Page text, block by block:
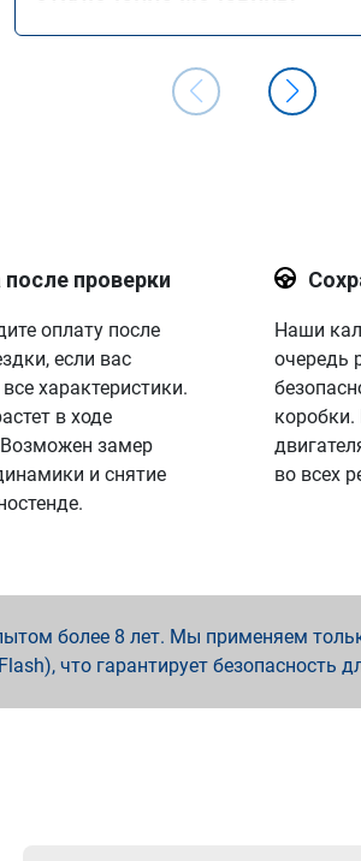
проверки
оплату после
если вас
характеристики.
в ходе
замер
и снятие
Наши
очередь
во всех
более 8 лет. Мы применяем
что гарантирует безопасность